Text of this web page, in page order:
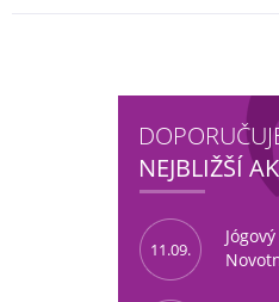
NEJBLIŽŠÍ
11.09.